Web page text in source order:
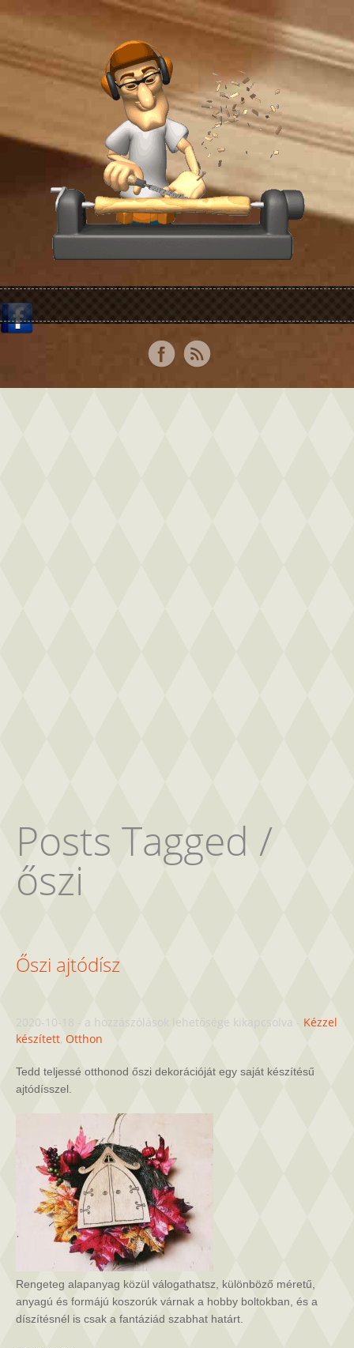
Posts Tagged /
őszi
Őszi ajtódísz
2020-10-18 - Őszi
ajtódísz
a hozzászólások lehetősége kikapcsolva - Kézzel
készített, Otthon
Tedd teljessé otthonod őszi dekorációját egy saját készítésű
ajtódísszel.
Rengeteg alapanyag közül válogathatsz, különböző méretű,
anyagú és formájú koszorúk várnak a hobby boltokban, és a
díszítésnél is csak a fantáziád szabhat határt.